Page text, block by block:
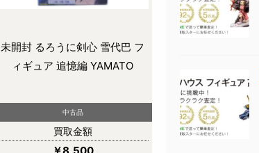
未開封 るろうに剣心 雪代巴 フ
ィギュア 追憶編 YAMATO
中古品
買取金額